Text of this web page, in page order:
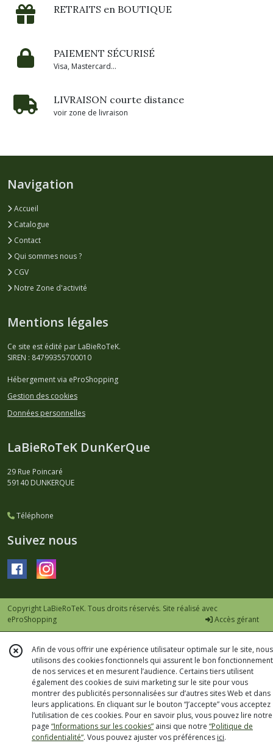
RETRAITS en BOUTIQUE
PAIEMENT SÉCURISÉ
Visa, Mastercard...
LIVRAISON courte distance
voir zone de livraison
Navigation
Accueil
Catalogue
Contact
Qui sommes nous ?
CGV
Notre Zone d'activité
Mentions légales
Ce site est édité par LaBieRoTeK.
SIREN : 84799355700010
Hébergement via eProShopping
Gestion des cookies
Données personnelles
LaBieRoTeK DunKerQue
29 Rue Poincaré
59140 DUNKERQUE
Téléphone
Suivez nous
Copyright LaBieRoTeK. Tous droits réservés. Site réalisé avec
eProShopping
Accès gérant
Afin de vous offrir une expérience utilisateur optimale sur le site, nous
utilisons des cookies fonctionnels qui assurent le bon fonctionnement
de nos services et en mesurent l’audience. Certains tiers utilisent
également des cookies de suivi marketing sur le site pour vous
montrer des publicités personnalisées sur d’autres sites Web et dans
leurs applications. En cliquant sur le bouton “J’accepte” vous acceptez
l’utilisation de ces cookies. Pour en savoir plus, vous pouvez lire notre
page “Informations sur les cookies” ainsi que notre “Politique de
confidentialité“. Vous pouvez ajuster vos préférences ici.